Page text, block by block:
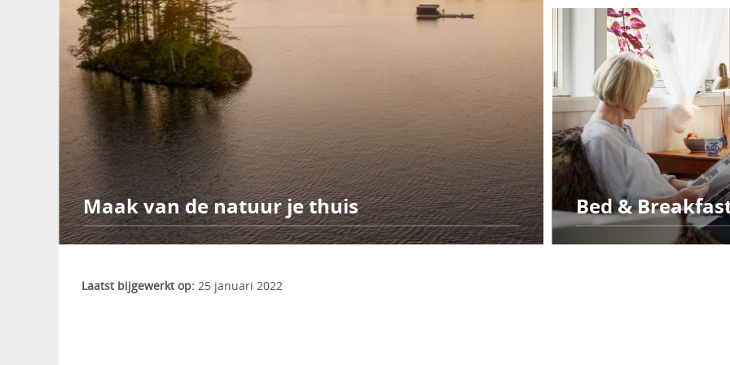
Maak van de natuur je thuis Bed &
Laatst bijgewerkt op: 25 januari 2022